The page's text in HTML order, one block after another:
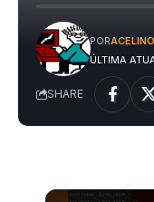
ÚLTIMA
POR
SHARE